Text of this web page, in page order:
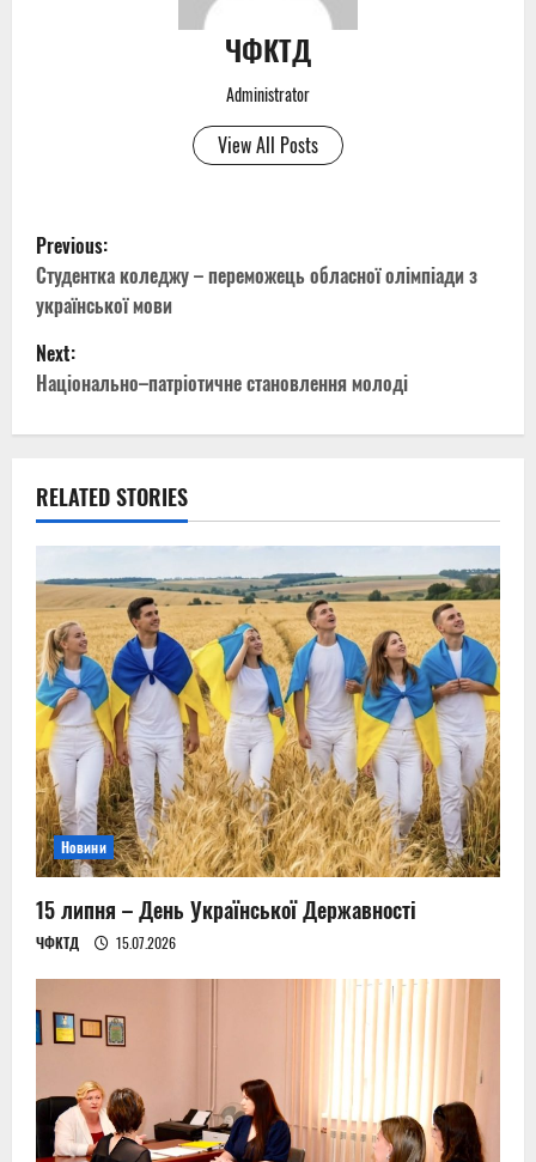
ЧФКТД
Administrator
View All Posts
P
o
s
t
n
a
v
i
g
a
t
i
o
n
Previous:
Студентка коледжу – переможець обласної олімпіади з
української мови
Next:
Національно–патріотичне становлення молоді
RELATED STORIES
Новини
15 липня – День Української Державності
ЧФКТД 15.07.2026